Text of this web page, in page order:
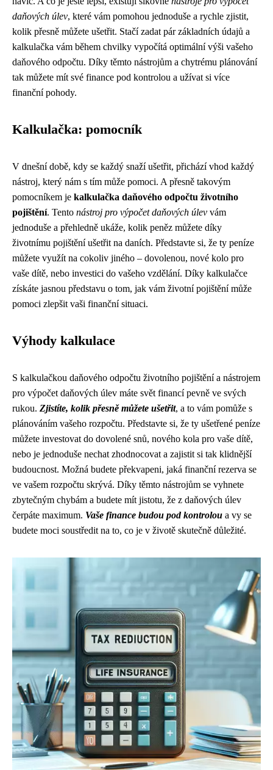
daňových úlev, které vám pomohou jednoduše a rychle zjistit,
kolik přesně můžete ušetřit. Stačí zadat pár základních údajů a
kalkulačka vám během chvilky vypočítá optimální výši vašeho
daňového odpočtu. Díky těmto nástrojům a chytrému plánování
tak můžete mít své finance pod kontrolou a užívat si více
finanční pohody.
Kalkulačka: pomocník
V dnešní době, kdy se každý snaží ušetřit, přichází vhod každý
nástroj, který nám s tím může pomoci. A přesně takovým
pomocníkem je kalkulačka daňového odpočtu životního
pojištění. Tento nástroj pro výpočet daňových úlev vám
jednoduše a přehledně ukáže, kolik peněz můžete díky
životnímu pojištění ušetřit na daních. Představte si, že ty peníze
můžete využít na cokoliv jiného – dovolenou, nové kolo pro
vaše dítě, nebo investici do vašeho vzdělání. Díky kalkulačce
získáte jasnou představu o tom, jak vám životní pojištění může
pomoci zlepšit vaši finanční situaci.
Výhody kalkulace
S kalkulačkou daňového odpočtu životního pojištění a nástrojem
pro výpočet daňových úlev máte svět financí pevně ve svých
rukou. Zjistíte, kolik přesně můžete ušetřit, a to vám pomůže s
plánováním vašeho rozpočtu. Představte si, že ty ušetřené peníze
můžete investovat do dovolené snů, nového kola pro vaše dítě,
nebo je jednoduše nechat zhodnocovat a zajistit si tak klidnější
budoucnost. Možná budete překvapeni, jaká finanční rezerva se
ve vašem rozpočtu skrývá. Díky těmto nástrojům se vyhnete
zbytečným chybám a budete mít jistotu, že z daňových úlev
čerpáte maximum. Vaše finance budou pod kontrolou a vy se
budete moci soustředit na to, co je v životě skutečně důležité.